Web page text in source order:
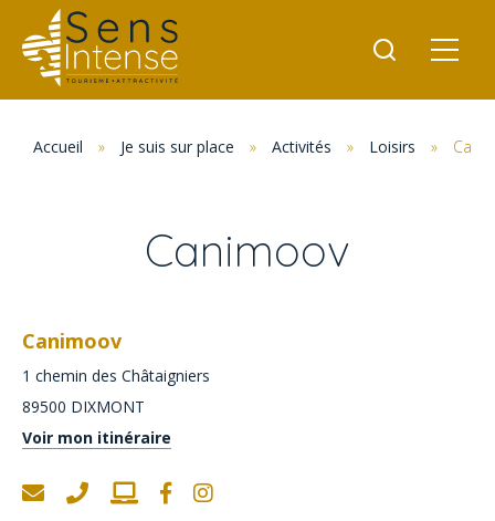
Accueil » Je suis sur place » Activités » Loisirs »
Canimoov
Canimoov
1 chemin des Châtaigniers
89500 DIXMONT
Voir mon itinéraire